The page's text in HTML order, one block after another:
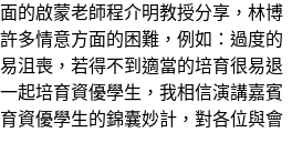
的啟蒙老師程介明教授分享，林博
多情意方面的困難，例如：過度的
沮喪，若得不到適當的培育很易退
起培育資優學生，我相信演講嘉賓
資優學生的錦囊妙計，對各位與會